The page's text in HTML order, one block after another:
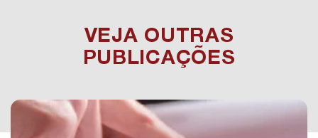
VEJA OUTRAS
PUBLICAÇÕES